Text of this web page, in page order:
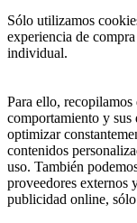
Sólo utilizamos
experiencia de
individual.
Para ello, recopilamos
comportamiento y sus
optimizar
contenidos
uso. También
proveedores externos
publicidad online,